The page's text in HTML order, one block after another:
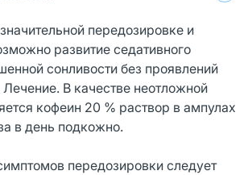
передозировке и
развитие седативного
сонливости без проявлений
В качестве неотложной
кофеин 20 % раствор в ампулах
в день подкожно.
передозировки следует